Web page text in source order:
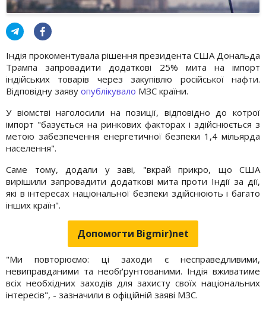
Індія прокоментувала рішення президента США Дональда
Трампа запровадити додаткові 25% мита на імпорт
індійських товарів через закупівлю російської нафти.
Відповідну заяву опублікувало МЗС країни.
У віомстві наголосили на позиції, відповідно до котрої
імпорт "базується на ринкових факторах і здійснюється з
метою забезпечення енергетичної безпеки 1,4 мільярда
населення".
Саме тому, додали у заві, "вкрай прикро, що США
вирішили запровадити додаткові мита проти Індії за дії,
які в інтересах національної безпеки здійснюють і багато
інших країн".
Допомогти Bigmir)net
"Ми повторюємо: ці заходи є несправедливими,
невиправданими та необґрунтованими. Індія вживатиме
всіх необхідних заходів для захисту своїх національних
інтересів", - зазначили в офіційній заяві МЗС.